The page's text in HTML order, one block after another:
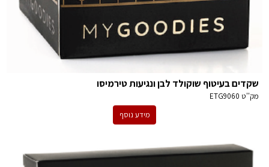
שקדים בעיטוף שוקולד לבן ונגיעות טירמיסו
מק''ט ETG9060
מידע נוסף